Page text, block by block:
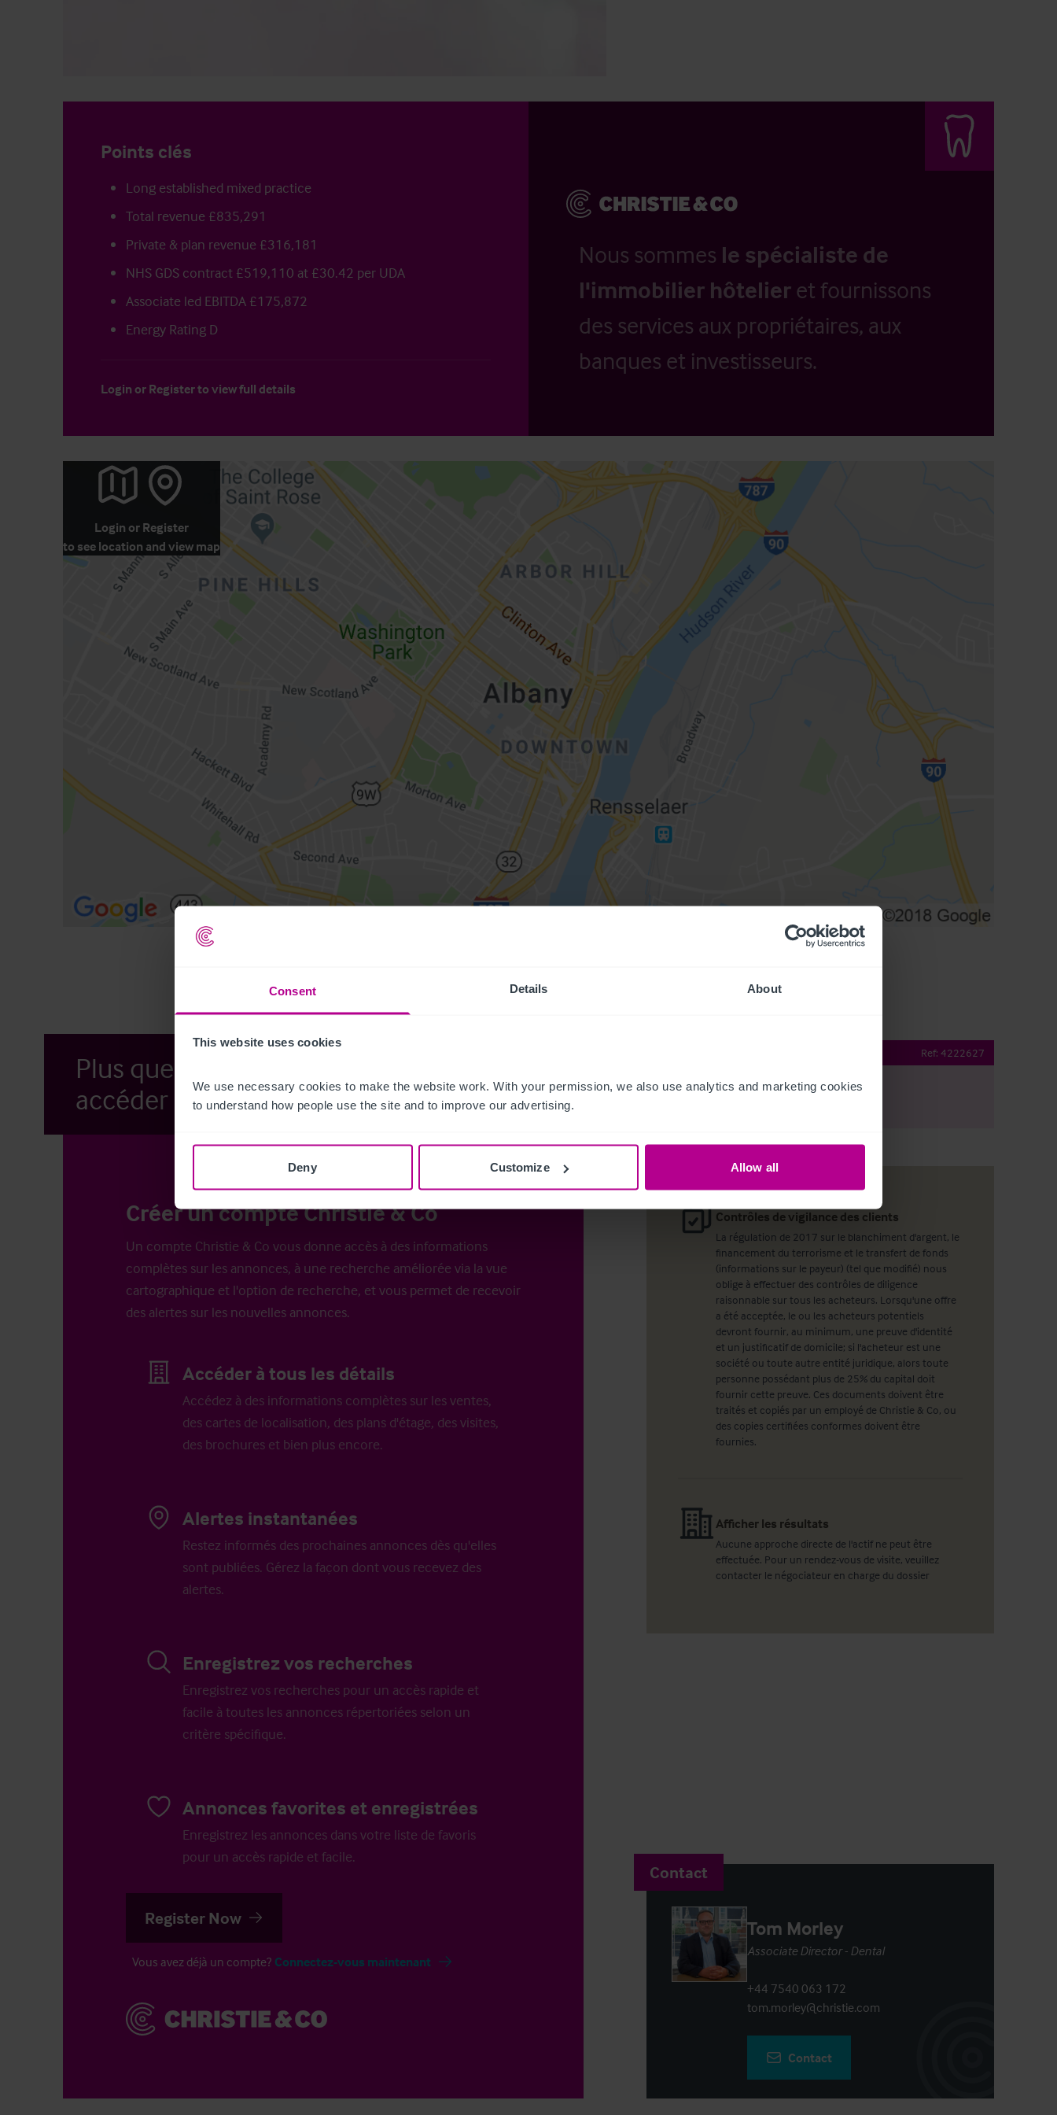
Consent Details About
This website uses cookies
We use necessary cookies to make the website work. With your permission, we also use analytics and marketing cookies
to understand how people use the site and to improve our advertising.
Deny Customize Allow all
Points clés
Long established mixed practice
Total revenue £835,291
Private & plan revenue £316,181
NHS GDS contract £519,110 at £30.42 per UDA
Associate led EBITDA £175,872
Energy Rating D
Login or Registerto view full details
Nous sommes le spécialiste de
l'immobilier hôtelier et fournissons
des services aux propriétaires, aux
banques et investisseurs.
Login or Register
to see location and view map
Plus que quelques étapes pour
accéder à nos annonces..
Créer un compte Christie & Co
Un compte Christie & Co vous donne accès à des informations
complètes sur les annonces, à une recherche améliorée via la vue
cartographique et l'option de recherche, et vous permet de recevoir
des alertes sur les nouvelles annonces.
Accéder à tous les détails
Accédez à des informations complètes sur les ventes,
des cartes de localisation, des plans d'étage, des visites,
des brochures et bien plus encore.
Alertes instantanées
Restez informés des prochaines annonces dès qu'elles
sont publiées. Gérez la façon dont vous recevez des
alertes.
Enregistrez vos recherches
Enregistrez vos recherches pour un accès rapide et
facile à toutes les annonces répertoriées selon un
critère spécifique.
Annonces favorites et enregistrées
Enregistrez les annonces dans votre liste de favoris
pour un accès rapide et facile.
Register Now
Vous avez déjà un compte? Connectez-vous maintenant
Ref: 4222627
Contrôles de vigilance des clients
La régulation de 2017 sur le blanchiment d'argent, le
financement du terrorisme et le transfert de fonds
(informations sur le payeur) (tel que modifié) nous
oblige à effectuer des contrôles de diligence
raisonnable sur tous les acheteurs. Lorsqu'une offre
a été acceptée, le ou les acheteurs potentiels
devront fournir, au minimum, une preuve d'identité
et un justificatif de domicile; si l'acheteur est une
société ou toute autre entité juridique, alors toute
personne possédant plus de 25% du capital doit
fournir cette preuve. Ces documents doivent être
traités et copiés par un employé de Christie & Co, ou
des copies certifiées conformes doivent être
fournies.
Afficher les résultats
Aucune approche directe de l'actif ne peut être
effectuée. Pour un rendez-vous de visite, veuillez
contacter le négociateur en charge du dossier
Contact
Tom Morley
Associate Director - Dental
+44 7540 063 172
tom.morley@christie.com
Contact